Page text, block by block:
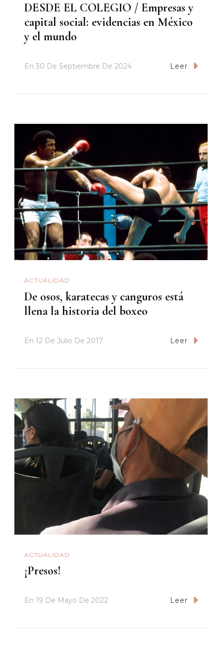
DESDE EL COLEGIO / Empresas y
capital social: evidencias en México
y el mundo
En 30 De Septiembre De 2024 Leer
ACTUALIDAD
De osos, karatecas y canguros está
llena la historia del boxeo
En 12 De Julio De 2017 Leer
ACTUALIDAD
¡Presos!
En 19 De Mayo De 2022 Leer